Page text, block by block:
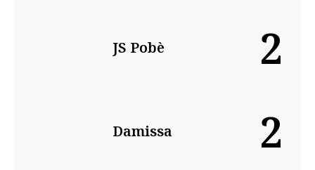
JS Pobè 2
Damissa 2